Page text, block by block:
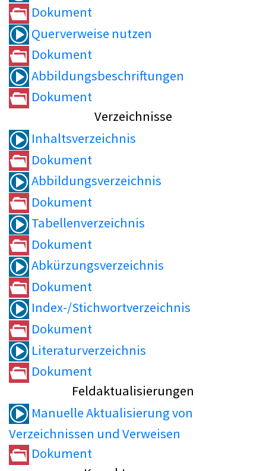
Dokument
Querverweise nutzen
Dokument
Abbildungsbeschriftungen
Dokument
Verzeichnisse
Inhaltsverzeichnis
Dokument
Abbildungsverzeichnis
Dokument
Tabellenverzeichnis
Dokument
Abkürzungsverzeichnis
Dokument
Index-/Stichwortverzeichnis
Dokument
Literaturverzeichnis
Dokument
Feldaktualisierungen
Manuelle Aktualisierung von
Verzeichnissen und Verweisen
Dokument